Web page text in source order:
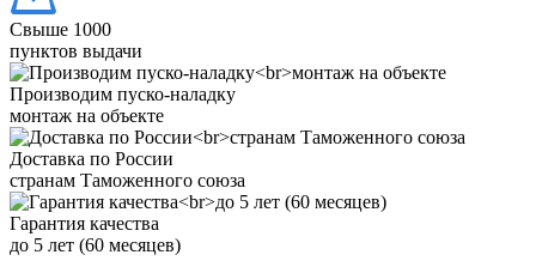
Свыше 1000
пунктов выдачи
Производим пуско-наладку
монтаж на объекте
Доставка по России
странам Таможенного союза
Гарантия качества
до 5 лет (60 месяцев)